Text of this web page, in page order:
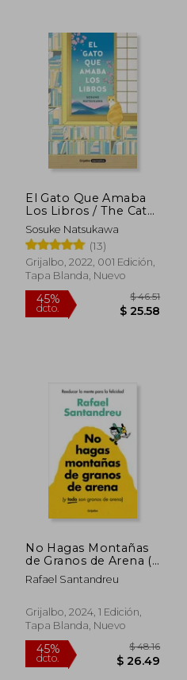
45%
dcto. $ 30.15
45%
El Gato Que Amaba
Los Libros / The Cat
Who Saved Books
Sosuke Natsukawa
(13)
Grijalbo, 2022, 001 Edición,
Tapa Blanda, Nuevo
No Hagas Montañas
de Granos de Arena (Y
Todo Son Granos de
Arena) / Don't Make a
Molehill (and
Everything Is a
Rafael Santandreu
Grijalbo, 2024, 1 Edición,
Tapa Blanda, Nuevo